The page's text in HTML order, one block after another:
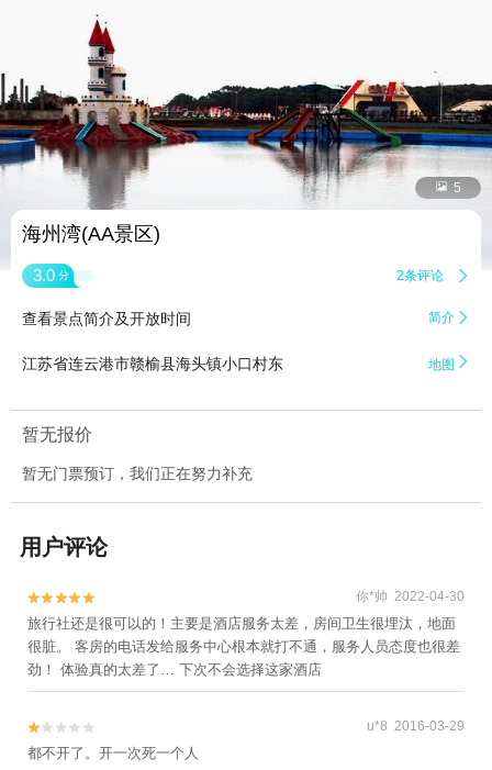
 5
海州湾(AA景区)
3.0 分 2条评论 
查看景点简介及开放时间 简介 
江苏省连云港市赣榆县海头镇小口村东 地图 
暂无报价
暂无门票预订，我们正在努力补充
用户评论

 你*帅 2022-04-30
旅行社还是很可以的！主要是酒店服务太差，房间卫生很埋汰，地面
很脏。 客房的电话发给服务中心根本就打不通，服务人员态度也很差
劲！ 体验真的太差了… 下次不会选择这家酒店

 u*8 2016-03-29
都不开了。开一次死一个人